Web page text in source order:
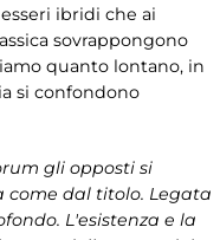
ibridi che ai
sovrappongono
quanto lontano, in
si confondono
gli opposti si
dal titolo. Legata
L'esistenza e la